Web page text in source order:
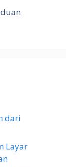
dari
Layar